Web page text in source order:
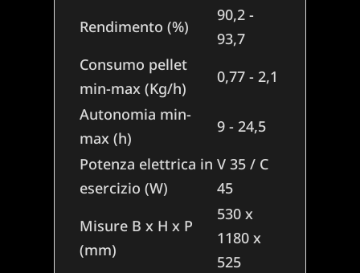
Rendimento (%)
90,2 -
93,7
Consumo pellet
min-max (Kg/h)
0,77 - 2,1
Autonomia min-
max (h)
9 - 24,5
Potenza elettrica in
esercizio (W)
V 35 / C
45
Misure B x H x P
(mm)
530 x
1180 x
525